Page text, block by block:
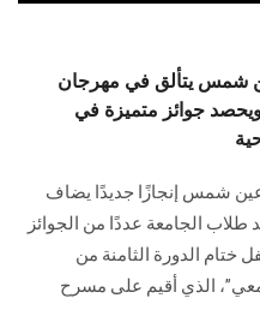
شمس يتألق في مهرجان
جوائز متميزة في
شمس إنجازًا جديدًا يضاف
طلاب الجامعة عددًا من الجوائز
ختام الدورة الثامنة من
الذي أقيم على مسرح